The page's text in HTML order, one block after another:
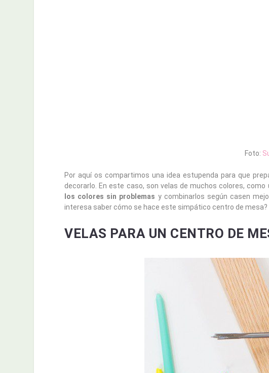
Foto:
Por aquí os compartimos una idea estupenda para que
decorarlo. En este caso, son velas de muchos colores,
los colores sin problemas y combinarlos según casen
interesa saber cómo se hace este simpático centro de mesa?
VELAS PARA UN CENTRO DE